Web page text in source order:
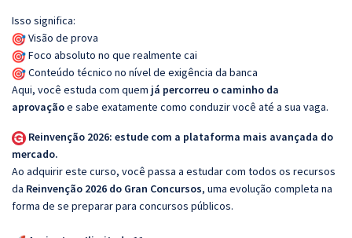
Isso significa:
Visão de prova
Foco absoluto no que realmente cai
Conteúdo técnico no nível de exigência da banca
Aqui, você estuda com quem já percorreu o caminho da
aprovaçãoe sabe exatamente como conduzir você até a sua vaga.
Reinvenção 2026: estude com a plataforma mais avançada do
mercado.
Ao adquirir este curso, você passa a estudar com todos os recursos
da Reinvenção 2026 do Gran Concursos, uma evolução completa na
forma de se preparar para concursos públicos.